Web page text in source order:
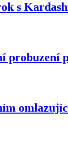
s
probuzení